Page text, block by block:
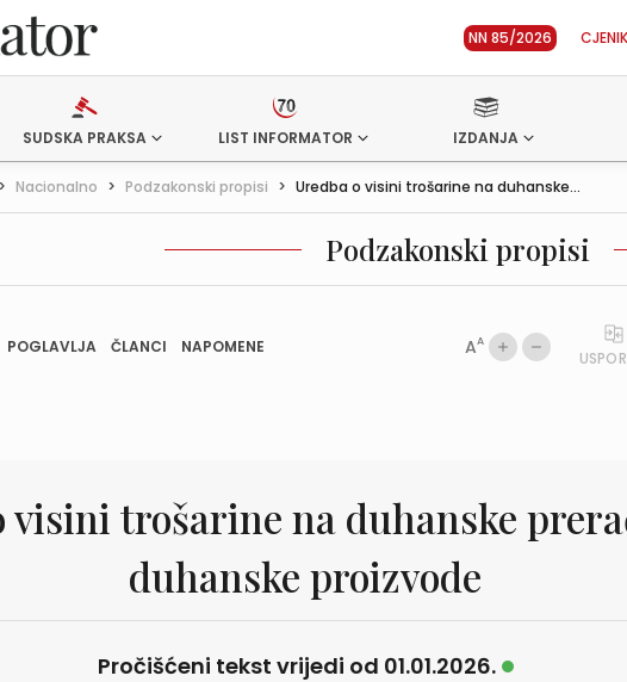
NN 85/2026 CJENIK
SUDSKA PRAKSA LIST INFORMATOR IZDANJA
> Nacionalno > Podzakonski propisi > Uredba o visini trošarine na duhanske...
Podzakonski propisi
POGLAVLJA ČLANCI NAPOMENE AA
visini trošarine na duhanske
duhanske proizvode
Pročišćeni tekst vrijedi od 01.01.2026.